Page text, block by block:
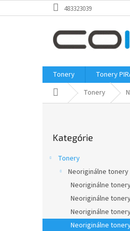
na
483323039
Tonery Tonery
Domov Tonery
kategórie
Kategórie
Tonery
Neoriginálne tonery
Neoriginálne
Neoriginálne
Neoriginálne
Neoriginálne